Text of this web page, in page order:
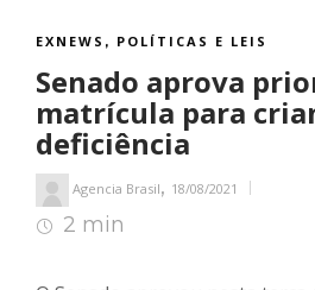
EXNEWS , POLÍTICAS E LEIS
Senado aprova
matrícula para
deficiência
Agencia Brasil, 18/08/2021
2 min